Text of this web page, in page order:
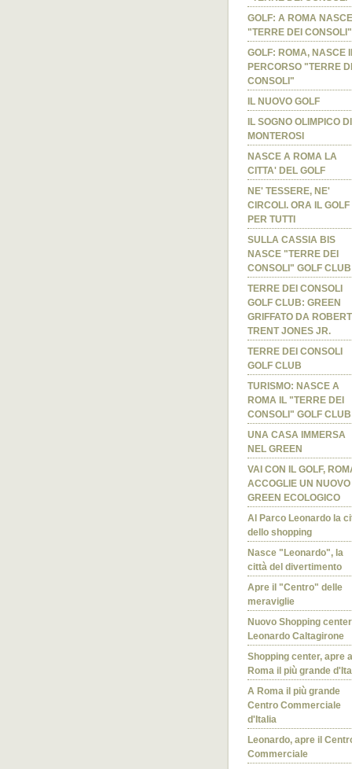
GOLF: A ROMA NASCE
"TERRE DEI CONSOLI"
GOLF: ROMA, NASCE
PERCORSO "TERRE
CONSOLI"
IL NUOVO GOLF
IL SOGNO OLIMPICO DI
MONTEROSI
NASCE A ROMA LA
CITTA' DEL GOLF
NE' TESSERE, NE'
CIRCOLI. ORA IL GOLF
PER TUTTI
SULLA CASSIA BIS
NASCE "TERRE DEI
CONSOLI" GOLF CLUB
TERRE DEI CONSOLI
GOLF CLUB: GREEN
GRIFFATO DA ROBERT
TRENT JONES JR.
TERRE DEI CONSOLI
GOLF CLUB
TURISMO: NASCE A
ROMA IL "TERRE DEI
CONSOLI" GOLF CLUB
UNA CASA IMMERSA
NEL GREEN
VAI CON IL GOLF,
ACCOGLIE UN NUOVO
GREEN ECOLOGICO
Al Parco Leonardo la
dello shopping
Nasce "Leonardo", la
città del divertimento
Apre il "Centro" delle
meraviglie
Nuovo Shopping center
Leonardo Caltagirone
Shopping center, apre a
Roma il più grande
A Roma il più grande
Centro Commerciale
d'Italia
Leonardo, apre il
Commerciale